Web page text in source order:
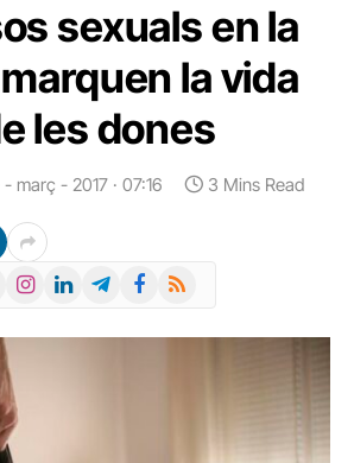
sexuals en la
la vida
les dones
març - 2017 · 07:16 3 Mins Read
Instagram
LinkedInTelegramFacebook
RSS